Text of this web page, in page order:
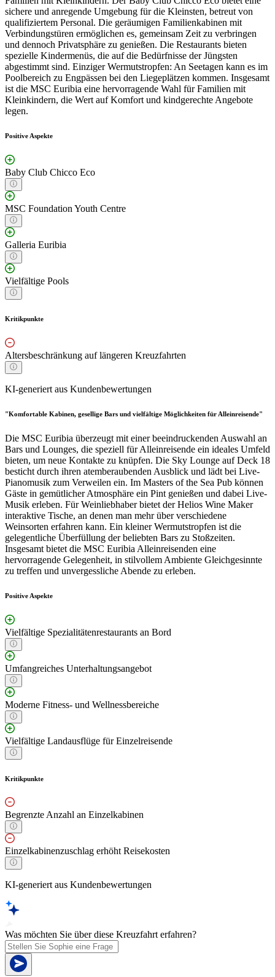
sichere und anregende Umgebung für die Kleinsten, betreut von
qualifiziertem Personal. Die geräumigen Familienkabinen mit
Verbindungstüren ermöglichen es, gemeinsam Zeit zu verbringen
und dennoch Privatsphäre zu genießen. Die Restaurants bieten
spezielle Kindermenüs, die auf die Bedürfnisse der Jüngsten
abgestimmt sind. Einziger Wermutstropfen: An Seetagen kann es im
Poolbereich zu Engpässen bei den Liegeplätzen kommen. Insgesamt
ist die MSC Euribia eine hervorragende Wahl für Familien mit
Kleinkindern, die Wert auf Komfort und kindgerechte Angebote
legen.
Positive Aspekte
Baby Club Chicco Eco
MSC Foundation Youth Centre
Galleria Euribia
Vielfältige Pools
Kritikpunkte
Altersbeschränkung auf längeren Kreuzfahrten
KI-generiert aus Kundenbewertungen
"Komfortable Kabinen, gesellige Bars und vielfältige Möglichkeiten für Alleinreisende"
Die MSC Euribia überzeugt mit einer beeindruckenden Auswahl an
Bars und Lounges, die speziell für Alleinreisende ein ideales Umfeld
bieten, um neue Kontakte zu knüpfen. Die Sky Lounge auf Deck 18
besticht durch ihren atemberaubenden Ausblick und lädt bei Live-
Pianomusik zum Verweilen ein. Im Masters of the Sea Pub können
Gäste in gemütlicher Atmosphäre ein Pint genießen und dabei Live-
Musik erleben. Für Weinliebhaber bietet der Helios Wine Maker
interaktive Tische, an denen man mehr über verschiedene
Weinsorten erfahren kann. Ein kleiner Wermutstropfen ist die
gelegentliche Überfüllung der beliebten Bars zu Stoßzeiten.
Insgesamt bietet die MSC Euribia Alleinreisenden eine
hervorragende Gelegenheit, in stilvollem Ambiente Gleichgesinnte
zu treffen und unvergessliche Abende zu erleben.
Positive Aspekte
Vielfältige Spezialitätenrestaurants an Bord
Umfangreiches Unterhaltungsangebot
Moderne Fitness- und Wellnessbereiche
Vielfältige Landausflüge für Einzelreisende
Kritikpunkte
Begrenzte Anzahl an Einzelkabinen
Einzelkabinenzuschlag erhöht Reisekosten
KI-generiert aus Kundenbewertungen
Was möchten Sie über diese Kreuzfahrt erfahren?